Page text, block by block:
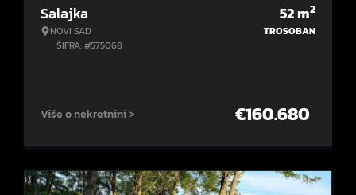
Salajka
NOVI SAD
ŠIFRA: #575068
52m2
TROSOBAN
Više o nekretnini > €160.680